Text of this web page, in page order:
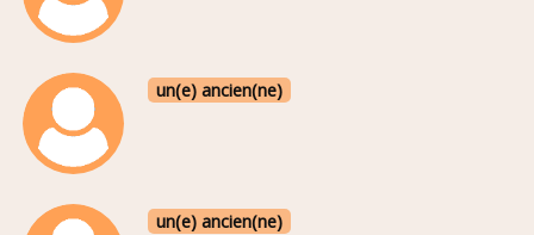
un(e) ancien(ne)
un(e) ancien(ne)